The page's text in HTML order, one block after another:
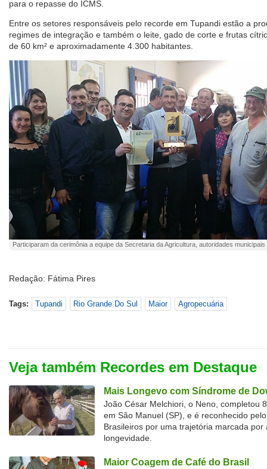
para o repasse do ICMS.
Entre os setores responsáveis pelo recorde em Tupandi estão a
regimes de integração e também o leite, gado de corte e frutas
de 60 km² e aproximadamente 4.300 habitantes.
Participaram da cerimônia a equipe da Secretaria da Agricultura, autoridades
Redação: Fátima Pires
Tags: Tupandi Rio Grande Do Sul Maior Agropecuária
Veja também Recordes em Destaque
Mais Longevo com Síndrome de
João César Melchiori, o Neno, completou
em São Manuel (SP), e é reconhecido
Brasileiros por uma trajetória marcada por
longevidade.
Maior Coagem de Café do Brasil